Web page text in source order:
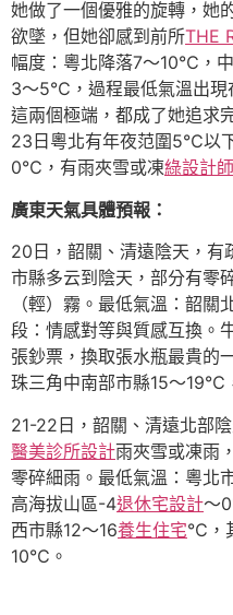
她做了一個優雅的旋轉，她
欲墜，但她卻感到前所THE
幅度：粵北降落7～10℃，
3～5℃，過程最低氣溫出現
這兩個極端，都成了她追求
23日粵北有年夜范圍5℃以
0℃，有雨夾雪或凍綠設計師
廣東天氣具體預報：
20日，韶關、清遠陰天，有
市縣多云到陰天，部分有零
（輕）霧。最低氣溫：韶
段：情感對等與質感互換。
張鈔票，換取張水瓶最貴
珠三角中南部市縣15～19℃
21-22日，韶關、清遠北部
醫美診所設計雨夾雪或凍雨
零碎細雨。最低氣溫：粵
高海拔山區-4退休宅設計～
西市縣12～16養生住宅℃，
10℃。